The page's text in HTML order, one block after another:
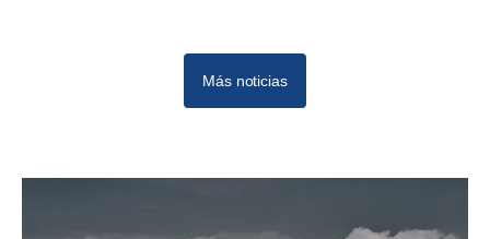
Más noticias